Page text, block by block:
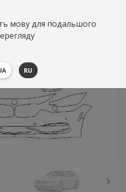
мову для подальшого
RU